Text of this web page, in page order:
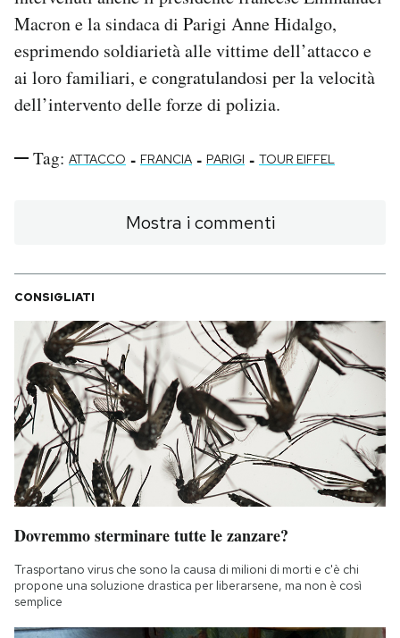
Macron e la sindaca di Parigi Anne Hidalgo,
esprimendo soldiarietà alle vittime dell’attacco e
ai loro familiari, e congratulandosi per la velocità
dell’intervento delle forze di polizia.
Tag: ATTACCO - FRANCIA - PARIGI - TOUR EIFFEL
Mostra i commenti
CONSIGLIATI
Dovremmo sterminare tutte le zanzare?
Trasportano virus che sono la causa di milioni di morti e c'è chi
propone una soluzione drastica per liberarsene, ma non è così
semplice